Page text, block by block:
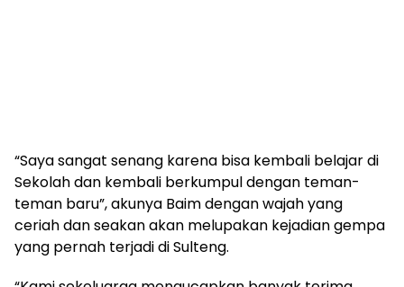
“Saya sangat senang karena bisa kembali belajar di
Sekolah dan kembali berkumpul dengan teman-
teman baru”, akunya Baim dengan wajah yang
ceriah dan seakan akan melupakan kejadian gempa
yang pernah terjadi di Sulteng.